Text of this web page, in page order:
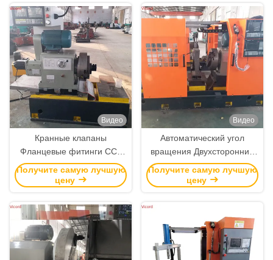
станк
Видео
Кранные клапаны
Фланцевые фитинги ССК
Бурение и фрезерная
машина 72-256 р/мин
Получите самую лучшую
цену
Видео
Автоматический угол
вращения Двухсторонний
CNC сверление и
фрезерная машина 380В
Получите самую лучшую
цену